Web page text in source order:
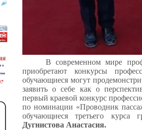
В современном мире
приобретают конкурсы
обучающиеся могут
заявить о себе как о
первый краевой конкурс
по номинации «Проводник
обучающиеся третьего
Дугнистова Анастасия.